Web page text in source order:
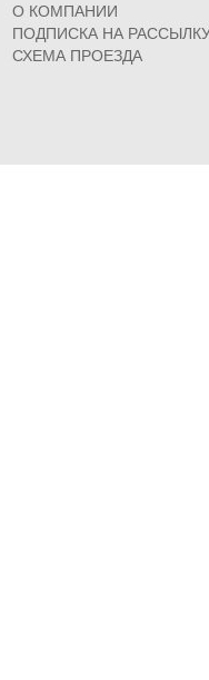
О КОМПАНИИ
ПОДПИСКА НА
СХЕМА ПРОЕЗДА